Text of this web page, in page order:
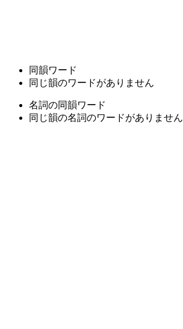
同韻ワード
同じ韻のワードがありません
名詞の同韻ワード
同じ韻の名詞のワードがありません